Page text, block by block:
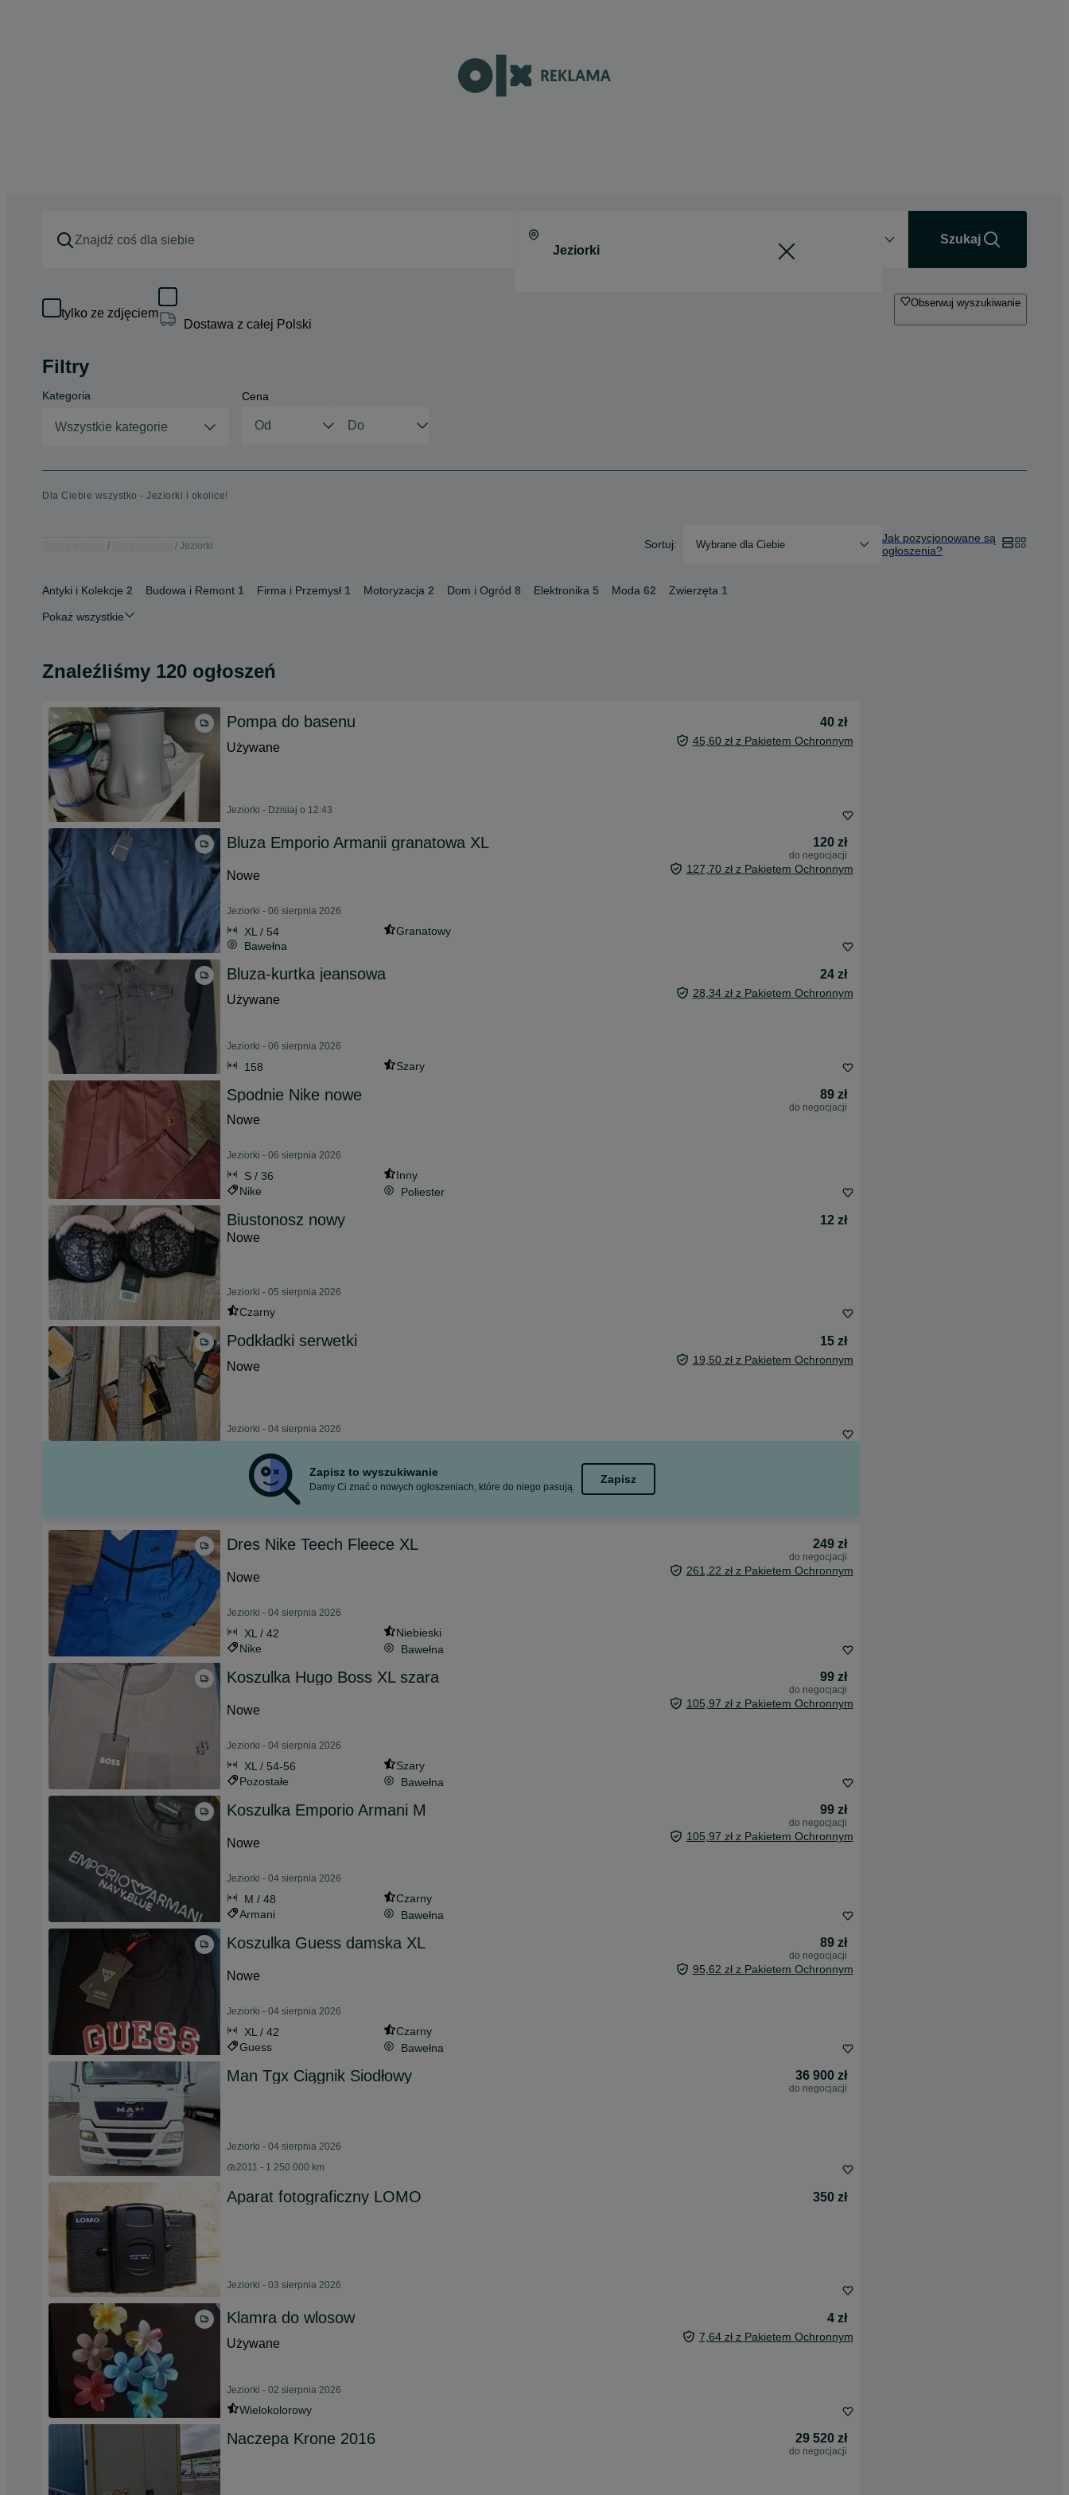
Szukaj
tylko ze zdjęciem
Dostawa z całej Polski
Obserwuj wyszukiwanie
Filtry
Kategoria
Wszystkie kategorie
Cena
Dla Ciebie wszystko - Jeziorki i okolice!
Jeziorki Sortuj: Wybrane dla Ciebie
Jak pozycjonowane są
ogłoszenia?
Antyki i Kolekcje 2 Budowa i Remont 1 Firma i Przemysł 1 Motoryzacja 2 Dom i Ogród 8 Elektronika 5 Moda 62 Zwierzęta 1
Pokaż wszystkie
Znaleźliśmy 120 ogłoszeń
Pompa do basenu
40 zł
Używane
45,60 zł z Pakietem Ochronnym
Jeziorki - Dzisiaj o 12:43
Bluza Emporio Armanii granatowa XL 120 zł
do negocjacji
Nowe 127,70 zł z Pakietem Ochronnym
Jeziorki - 06 sierpnia 2026
XL / 54
Granatowy
Bawełna
Bluza-kurtka jeansowa
24 zł
Używane
28,34 zł z Pakietem Ochronnym
Jeziorki - 06 sierpnia 2026
158 Szary
Spodnie Nike nowe 89 zł
do negocjacji
Nowe
Jeziorki - 06 sierpnia 2026
S / 36
Inny
Nike
Poliester
Biustonosz nowy
12 zł
Nowe
Jeziorki - 05 sierpnia 2026
Czarny
Podkładki serwetki
15 zł
Nowe
19,50 zł z Pakietem Ochronnym
Jeziorki - 04 sierpnia 2026
Zapisz to wyszukiwanie
Damy Ci znać o nowych ogłoszeniach, które do niego pasują.
Zapisz
Dres Nike Teech Fleece XL 249 zł
do negocjacji
Nowe 261,22 zł z Pakietem Ochronnym
Jeziorki - 04 sierpnia 2026
XL / 42
Niebieski
Nike
Bawełna
Koszulka Hugo Boss XL szara 99 zł
do negocjacji
Nowe 105,97 zł z Pakietem Ochronnym
Jeziorki - 04 sierpnia 2026
XL / 54-56
Szary
Pozostałe
Bawełna
Koszulka Emporio Armani M 99 zł
do negocjacji
Nowe 105,97 zł z Pakietem Ochronnym
Jeziorki - 04 sierpnia 2026
M / 48
Czarny
Armani
Bawełna
Koszulka Guess damska XL 89 zł
do negocjacji
Nowe 95,62 zł z Pakietem Ochronnym
Jeziorki - 04 sierpnia 2026
XL / 42
Czarny
Guess
Bawełna
Man Tgx Ciągnik Siodłowy 36 900 zł
do negocjacji
Jeziorki - 04 sierpnia 2026
2011 - 1 250 000 km
Aparat fotograficzny LOMO 350 zł
Jeziorki - 03 sierpnia 2026
Klamra do wlosow
4 zł
Używane
7,64 zł z Pakietem Ochronnym
Jeziorki - 02 sierpnia 2026
Wielokolorowy
Naczepa Krone 2016 29 520 zł
do negocjacji